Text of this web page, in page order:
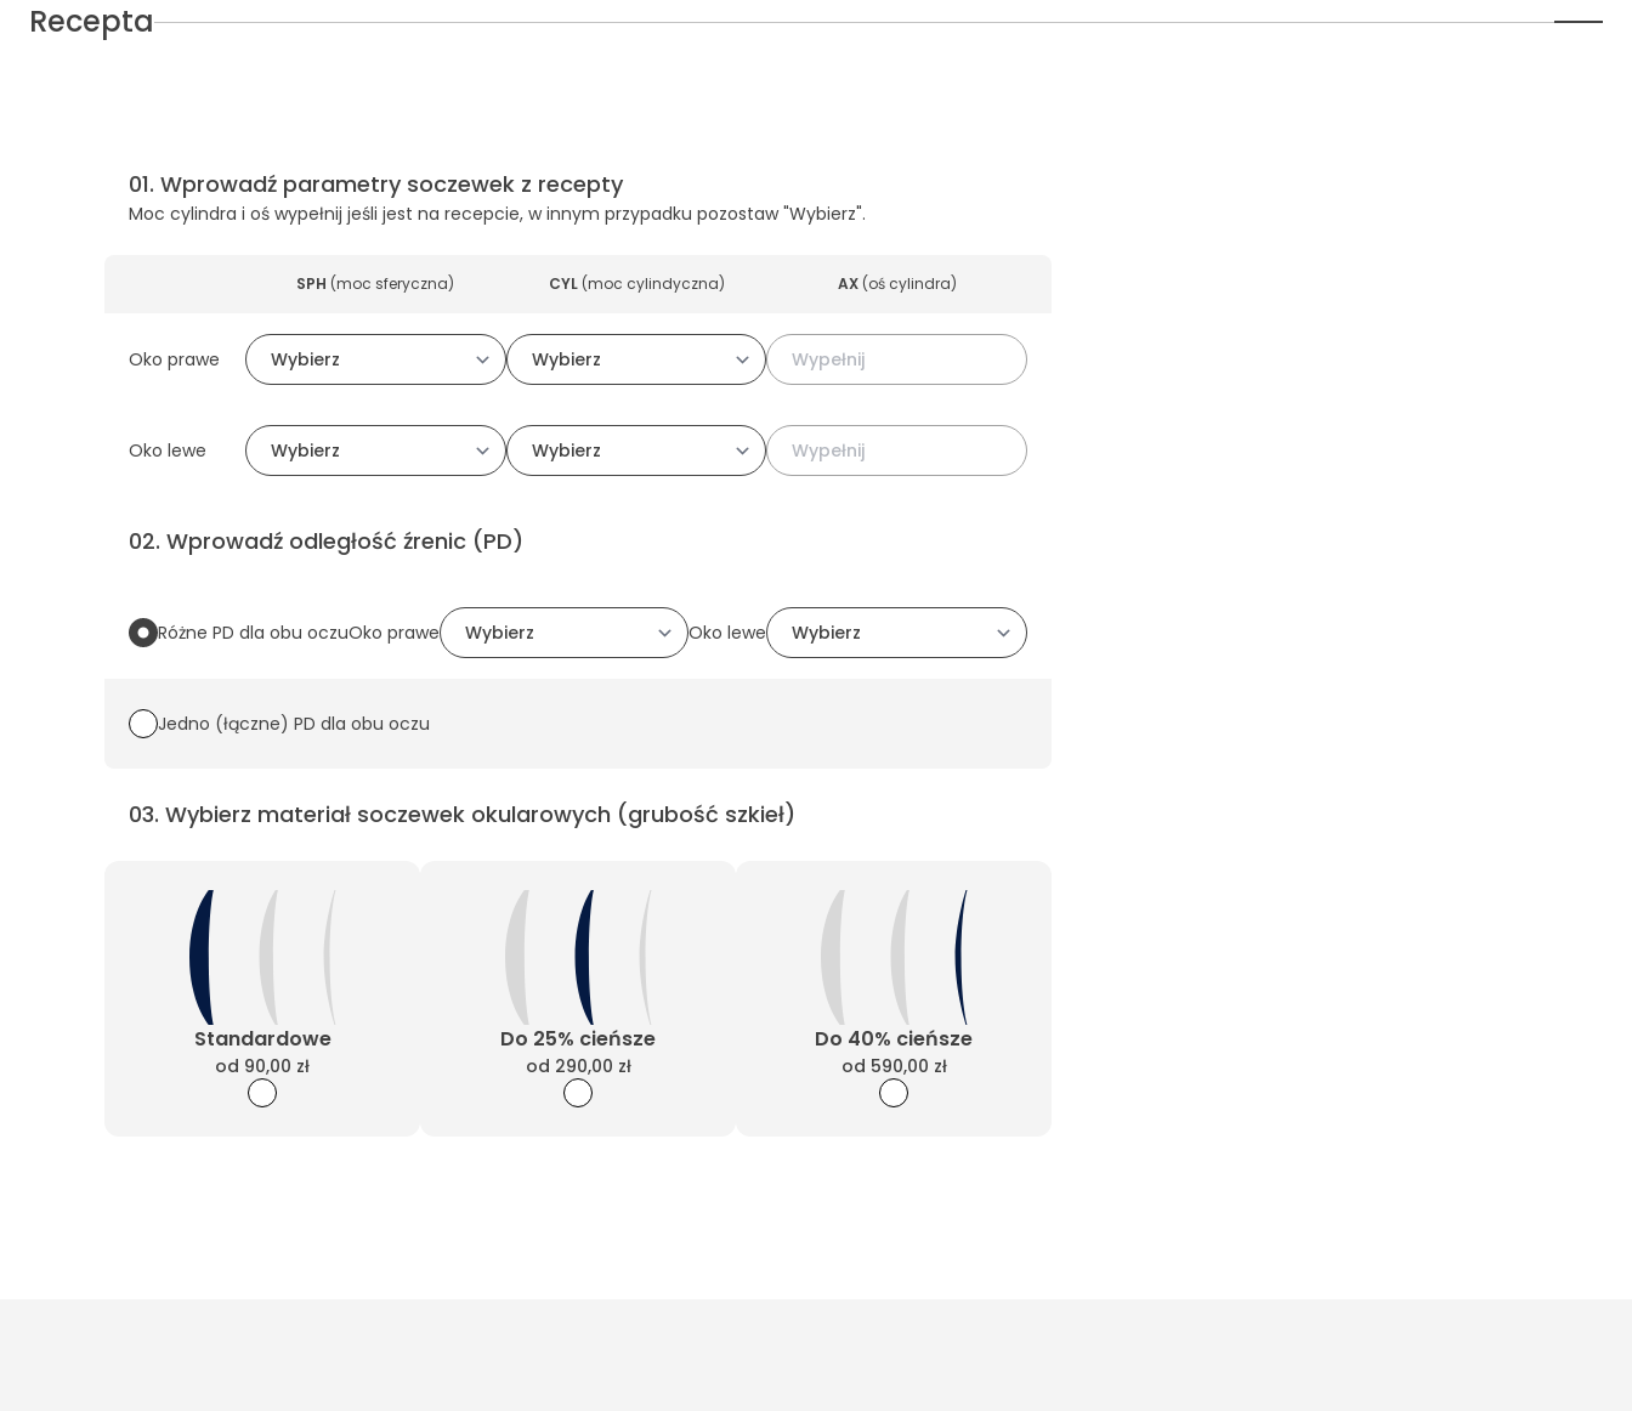
Recepta
01. Wprowadź parametry soczewek z recepty
Moc cylindra i oś wypełnij jeśli jest na recepcie, w innym przypadku pozostaw "Wybierz".
SPH (moc sferyczna) CYL(moc cylindyczna) AX(oś cylindra)
Oko prawe
Oko lewe
02. Wprowadź odległość źrenic (PD)
Różne PD dla obu oczuOko prawe Oko lewe
Jedno (łączne) PD dla obu oczu
03. Wybierz materiał soczewek okularowych (grubość szkieł)
Standardowe
od 90,00 zł
Do 25% cieńsze
od 290,00 zł
Do 40% cieńsze
od 590,00 zł